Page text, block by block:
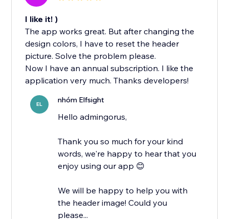
I like it! )
The app works great. But after changing the
design colors, I have to reset the header
picture. Solve the problem please.
Now I have an annual subscription. I like the
application very much. Thanks developers!
EL nhóm Elfsight
Hello admingorus,
Thank you so much for your kind
words, we're happy to hear that you
enjoy using our app 😊
We will be happy to help you with
the header image! Could you
please...